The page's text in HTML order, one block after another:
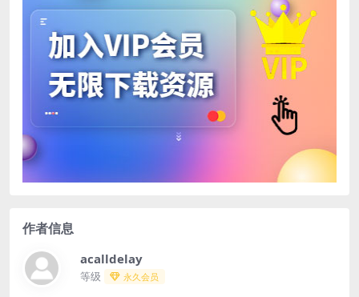
作者信息
acalldelay
等级 永久会员